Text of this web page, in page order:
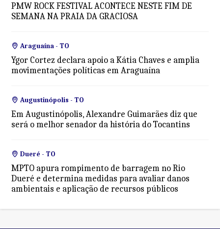
PMW ROCK FESTIVAL ACONTECE NESTE FIM DE
SEMANA NA PRAIA DA GRACIOSA
Araguaína - TO
Ygor Cortez declara apoio a Kátia Chaves e amplia
movimentações políticas em Araguaína
Augustinópolis - TO
Em Augustinópolis, Alexandre Guimarães diz que
será o melhor senador da história do Tocantins
Dueré - TO
MPTO apura rompimento de barragem no Rio
Dueré e determina medidas para avaliar danos
ambientais e aplicação de recursos públicos